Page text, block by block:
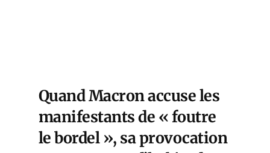
Quand Macron accuse les
manifestants de « foutre
le bordel », sa provocation